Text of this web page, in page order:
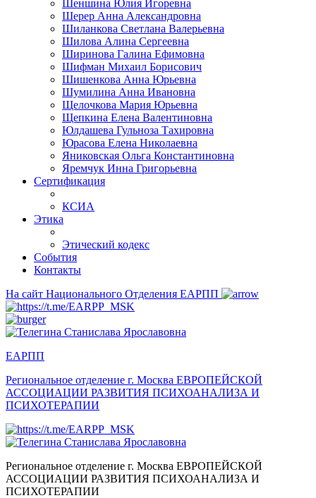
Шеншина Юлия Игоревна
Шерер Анна Александровна
Шиланкова Светлана Валерьевна
Шилова Алина Сергеевна
Ширинова Галина Ефимовна
Шифман Михаил Борисович
Шишенкова Анна Юрьевна
Шумилина Анна Ивановна
Щелочкова Мария Юрьевна
Щепкина Елена Валентиновна
Юлдашева Гульноза Тахировна
Юрасова Елена Николаевна
Яниковская Ольга Константиновна
Яремчук Инна Григорьевна
Сертификация
КСИА
Этика
Этический кодекс
События
Контакты
На сайт Национального Отделения ЕАРПП
ЕАРПП
Региональное отделение г. Москва ЕВРОПЕЙСКОЙ
АССОЦИАЦИИ РАЗВИТИЯ ПСИХОАНАЛИЗА И
ПСИХОТЕРАПИИ
Региональное отделение г. Москва ЕВРОПЕЙСКОЙ
АССОЦИАЦИИ РАЗВИТИЯ ПСИХОАНАЛИЗА И
ПСИХОТЕРАПИИ